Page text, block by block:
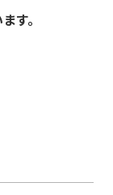
す。